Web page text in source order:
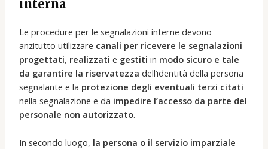
interna
Le procedure per le segnalazioni interne devono
anzitutto utilizzare canali per ricevere le segnalazioni
progettati, realizzatie gestitiin modo sicuro e tale
da garantire la riservatezza dell’identità della persona
segnalante e la protezione degli eventuali terzi citati
nella segnalazione e da impedire l’accesso da parte del
personale non autorizzato.
In secondo luogo, la persona o il servizio imparziale